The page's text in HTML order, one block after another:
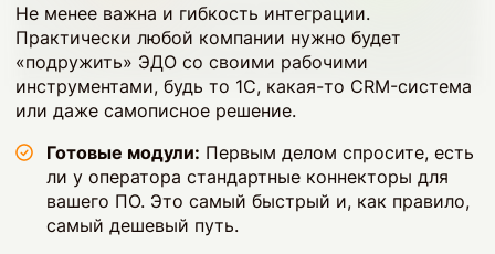
Не менее важна и гибкость интеграции.
Практически любой компании нужно будет
«подружить» ЭДО со своими рабочими
инструментами, будь то 1С, какая-то CRM-система
или даже самописное решение.
Готовые модули: Первым делом спросите, есть
ли у оператора стандартные коннекторы для
вашего ПО. Это самый быстрый и, как правило,
самый дешевый путь.